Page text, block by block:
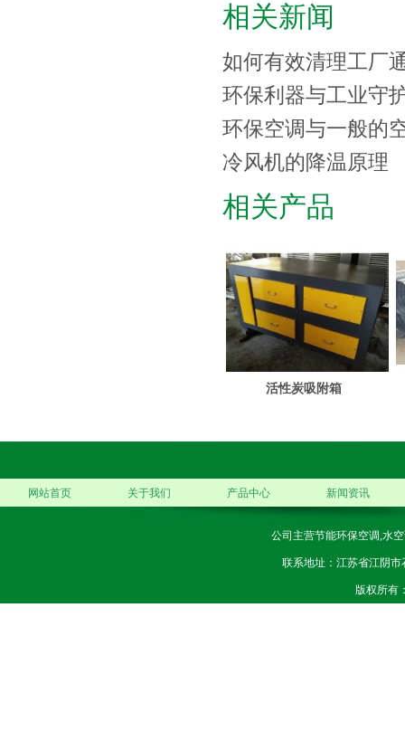
相关新闻
如何有效清理工厂
环保利器与工业守
环保空调与一般的
冷风机的降温原理
相关产品
活性炭吸附箱
网站首页 关于我们 产品中心 新闻资讯
公司主营节能环保空调,水
联系地址：江苏省江阴市
版权所有